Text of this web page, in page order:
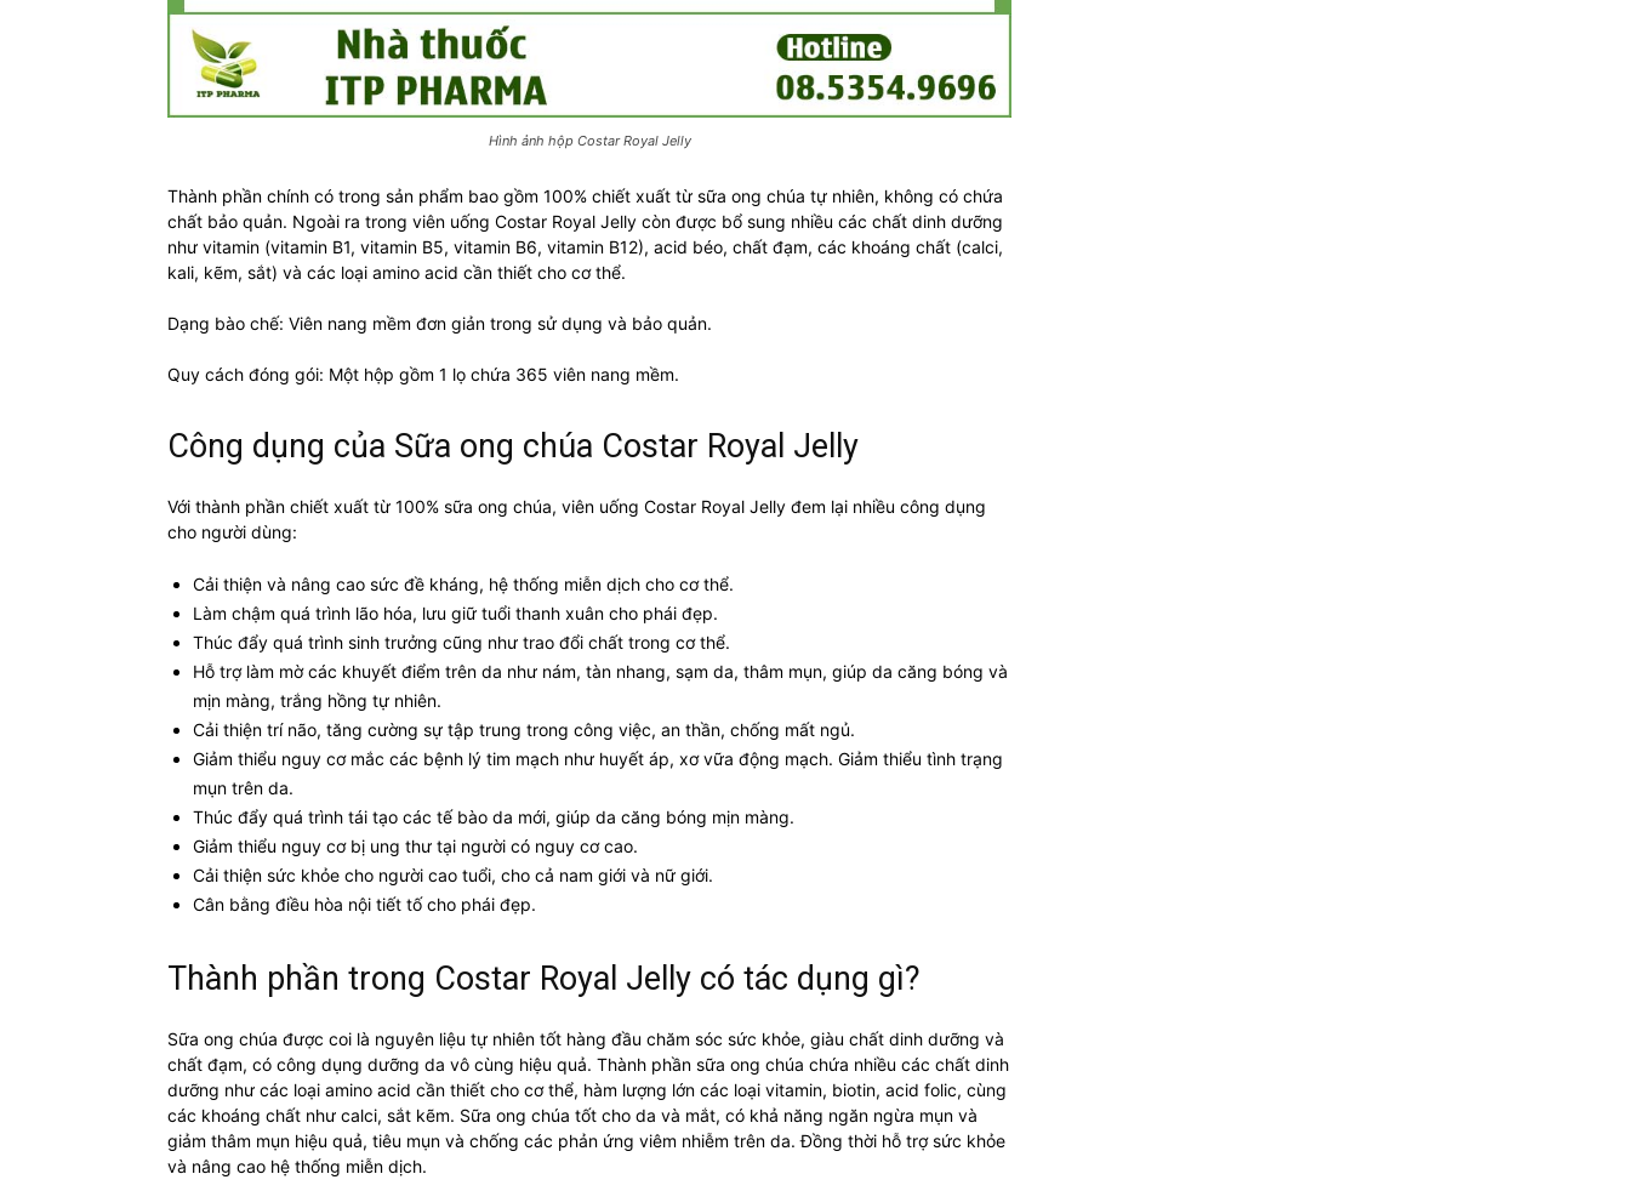
Hình ảnh hộp Costar Royal Jelly
Thành phần chính có trong sản phẩm bao gồm 100% chiết xuất từ sữa ong chúa tự nhiên, không có chứa
chất bảo quản. Ngoài ra trong viên uống Costar Royal Jelly còn được bổ sung nhiều các chất dinh dưỡng
như vitamin (vitamin B1, vitamin B5, vitamin B6, vitamin B12), acid béo, chất đạm, các khoáng chất (calci,
kali, kẽm, sắt) và các loại amino acid cần thiết cho cơ thể.
Dạng bào chế: Viên nang mềm đơn giản trong sử dụng và bảo quản.
Quy cách đóng gói: Một hộp gồm 1 lọ chứa 365 viên nang mềm.
Công dụng của Sữa ong chúa Costar Royal Jelly
Với thành phần chiết xuất từ 100% sữa ong chúa, viên uống Costar Royal Jelly đem lại nhiều công dụng
cho người dùng:
Cải thiện và nâng cao sức đề kháng, hệ thống miễn dịch cho cơ thể.
Làm chậm quá trình lão hóa, lưu giữ tuổi thanh xuân cho phái đẹp.
Thúc đẩy quá trình sinh trưởng cũng như trao đổi chất trong cơ thể.
Hỗ trợ làm mờ các khuyết điểm trên da như nám, tàn nhang, sạm da, thâm mụn, giúp da căng bóng và
mịn màng, trắng hồng tự nhiên.
Cải thiện trí não, tăng cường sự tập trung trong công việc, an thần, chống mất ngủ.
Giảm thiểu nguy cơ mắc các bệnh lý tim mạch như huyết áp, xơ vữa động mạch. Giảm thiểu tình trạng
mụn trên da.
Thúc đẩy quá trình tái tạo các tế bào da mới, giúp da căng bóng mịn màng.
Giảm thiểu nguy cơ bị ung thư tại người có nguy cơ cao.
Cải thiện sức khỏe cho người cao tuổi, cho cả nam giới và nữ giới.
Cân bằng điều hòa nội tiết tố cho phái đẹp.
Thành phần trong Costar Royal Jelly có tác dụng gì?
Sữa ong chúa được coi là nguyên liệu tự nhiên tốt hàng đầu chăm sóc sức khỏe, giàu chất dinh dưỡng và
chất đạm, có công dụng dưỡng da vô cùng hiệu quả. Thành phần sữa ong chúa chứa nhiều các chất dinh
dưỡng như các loại amino acid cần thiết cho cơ thể, hàm lượng lớn các loại vitamin, biotin, acid folic, cùng
các khoáng chất như calci, sắt kẽm. Sữa ong chúa tốt cho da và mắt, có khả năng ngăn ngừa mụn và
giảm thâm mụn hiệu quả, tiêu mụn và chống các phản ứng viêm nhiễm trên da. Đồng thời hỗ trợ sức khỏe
và nâng cao hệ thống miễn dịch.